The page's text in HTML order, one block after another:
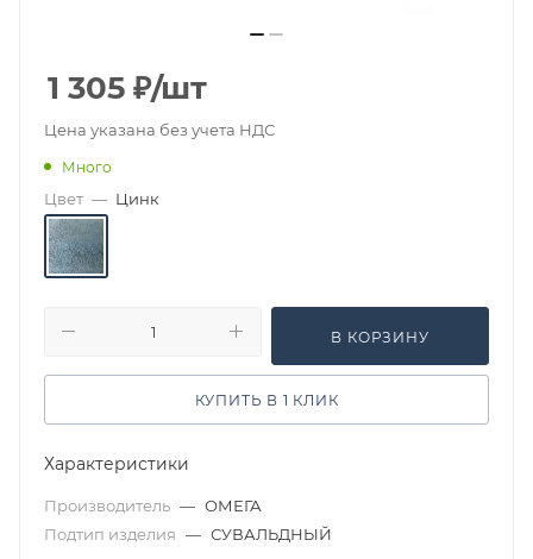
1 305 ₽/шт
Цена указана без учета НДС
Много
Цвет — Цинк
В КОРЗИНУ
КУПИТЬ В 1 КЛИК
Характеристики
Производитель — ОМЕГА
Подтип изделия — СУВАЛЬДНЫЙ